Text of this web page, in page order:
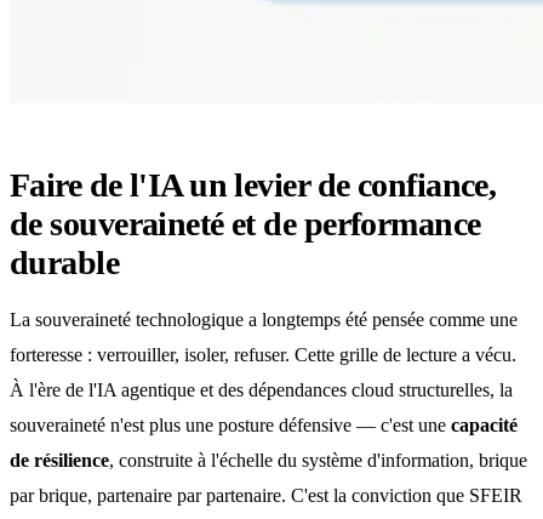
Faire de l'IA un levier de confiance,
de souveraineté et de performance
durable
La souveraineté technologique a longtemps été pensée comme une
forteresse : verrouiller, isoler, refuser. Cette grille de lecture a vécu.
À l'ère de l'IA agentique et des dépendances cloud structurelles, la
souveraineté n'est plus une posture défensive — c'est une capacité
de résilience, construite à l'échelle du système d'information, brique
par brique, partenaire par partenaire. C'est la conviction que SFEIR